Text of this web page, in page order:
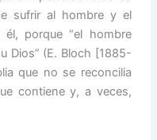
sufrir al hombre y el
porque “el hombre
Dios” (E. Bloch [1885-
que no se reconcilia
contiene y, a veces,